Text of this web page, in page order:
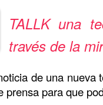
TALLK una
través de la
de una nueva
prensa para que